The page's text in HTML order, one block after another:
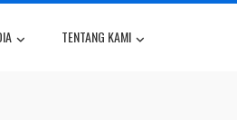
TENTANG KAMI